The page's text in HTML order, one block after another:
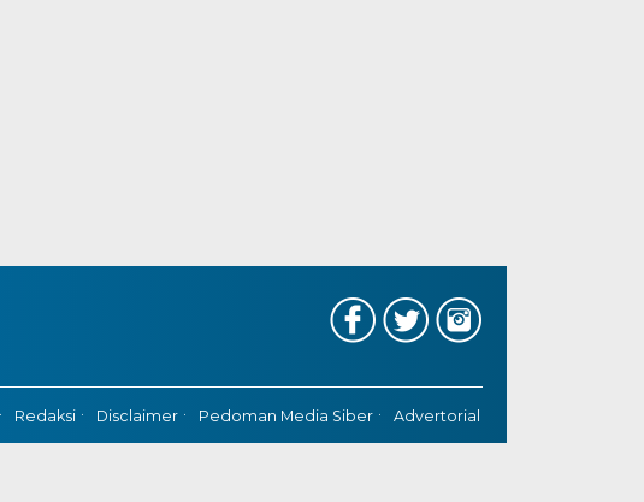
Redaksi Disclaimer Pedoman Media Siber Advertorial